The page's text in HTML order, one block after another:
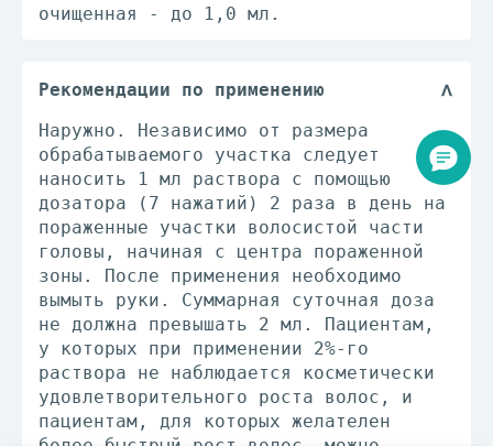
очищенная - до 1,0 мл.
Рекомендации по применению
Наружно. Независимо от размера
обрабатываемого участка следует
наносить 1 мл раствора с помощью
дозатора (7 нажатий) 2 раза в день на
пораженные участки волосистой части
головы, начиная с центра пораженной
зоны. После применения необходимо
вымыть руки. Суммарная суточная доза
не должна превышать 2 мл. Пациентам,
у которых при применении 2%-го
раствора не наблюдается косметически
удовлетворительного роста волос, и
пациентам, для которых желателен